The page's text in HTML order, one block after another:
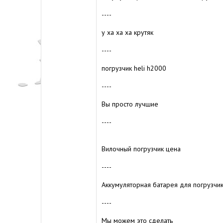
----
у ха ха ха крутяк
----
погрузчик heli h2000
----
Вы просто лучшие
----
Вилочный погрузчик цена
----
Аккумуляторная батарея для
----
Мы можем это сделать